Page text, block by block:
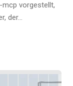
mcp vorgestellt,
der...